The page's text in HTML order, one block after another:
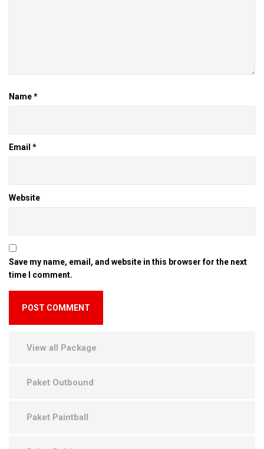
Name*
Email *
Website
Save my name, email, and website in this browser for the next
time I comment.
View all Package
Paket Outbound
Paket Paintball